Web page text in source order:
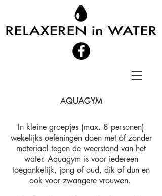
AQUAGYM
AQUAGYM
In kleine groepjes (max. 8 personen)
wekelijks oefeningen doen met of zonder
materiaal tegen de weerstand van het
water. Aquagym is voor iedereen
toegankelijk, jong of oud, dik of dun en
ook voor zwangere vrouwen.